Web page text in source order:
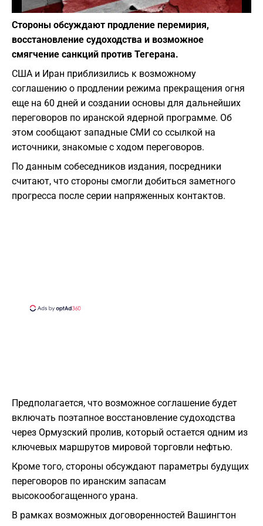
Стороны обсуждают продление перемирия,
восстановление судоходства и возможное
смягчение санкций против Тегерана.
США и Иран приблизились к возможному
соглашению о продлении режима прекращения огня
еще на 60 дней и создании основы для дальнейших
переговоров по иранской ядерной программе. Об
этом сообщают западные СМИ со ссылкой на
источники, знакомые с ходом переговоров.
По данным собеседников издания, посредники
считают, что стороны смогли добиться заметного
прогресса после серии напряженных контактов.
Предполагается, что возможное соглашение будет
включать поэтапное восстановление судоходства
через Ормузский пролив, который остается одним из
ключевых маршрутов мировой торговли нефтью.
Кроме того, стороны обсуждают параметры будущих
переговоров по иранским запасам
высокообогащенного урана.
В рамках возможных договоренностей Вашингтон